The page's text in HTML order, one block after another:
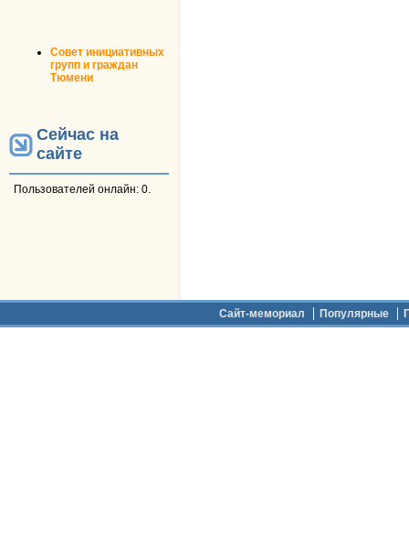
Совет инициативных
групп и граждан
Тюмени
Сейчас на
сайте
Пользователей онлайн: 0.
Сайт-мемориал Популярные